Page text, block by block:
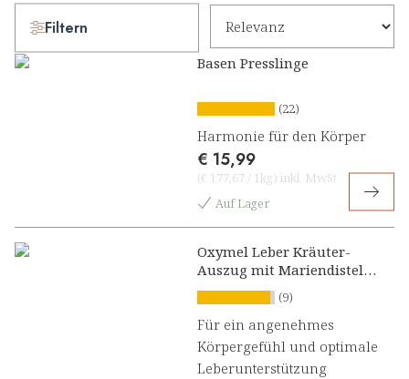
Filtern
Basen Presslinge
(22)
Harmonie für den Körper
€ 15,99
(€ 177,67 / 1kg) inkl. MwSt
Auf Lager
Oxymel Leber Kräuter-
Auszug mit Mariendistel,
Artischocke und
Löwenzahn (9)
Für ein angenehmes
Körpergefühl und optimale
Leberunterstützung